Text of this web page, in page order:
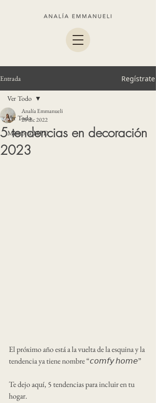
Entrada Regístrate
Ver Todo
Mentoría MPD
Ver Todo
5 tendencias en decoración
2023
Analía Emmanueli
20 dic 2022
El próximo año está a la vuelta de la esquina y la
tendencia ya tiene nombre “𝘤𝘰𝘮𝘧𝘺 𝘩𝘰𝘮𝘦”
Te dejo aquí, 5 tendencias para incluir en tu
hogar.